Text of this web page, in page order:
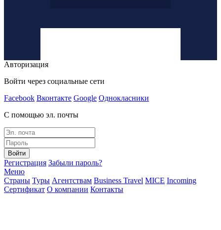
Авторизация
Войти через социальные сети
Facebook Вконтакте Google Однокласники
С помощью эл. почты
Войти
Регистрация Забыли пароль?
Меню
Страны Туры Агентствам Business Travel MICE Incoming
Сертификат О компании Контакты